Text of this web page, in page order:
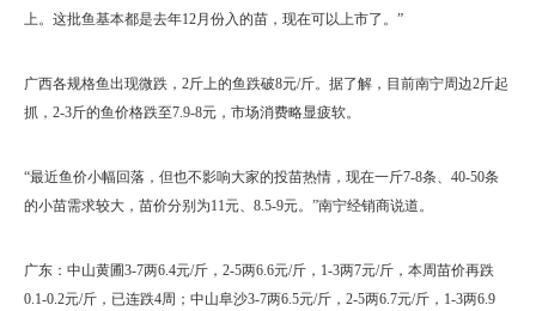
上。这批鱼基本都是去年12月份入的苗，现在可以上市了。”
广西各规格鱼出现微跌，2斤上的鱼跌破8元/斤。据了解，目前南宁周边2斤起
抓，2-3斤的鱼价格跌至7.9-8元，市场消费略显疲软。
“最近鱼价小幅回落，但也不影响大家的投苗热情，现在一斤7-8条、40-50条
的小苗需求较大，苗价分别为11元、8.5-9元。”南宁经销商说道。
广东：中山黄圃3-7两6.4元/斤，2-5两6.6元/斤，1-3两7元/斤，本周苗价再跌
0.1-0.2元/斤，已连跌4周；中山阜沙3-7两6.5元/斤，2-5两6.7元/斤，1-3两6.9